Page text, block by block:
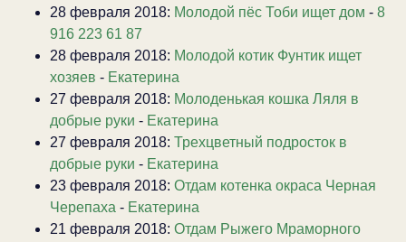
28 февраля 2018: Молодой пёс Тоби ищет дом - 8
916 223 61 87
28 февраля 2018: Молодой котик Фунтик ищет
хозяев - Екатерина
27 февраля 2018: Молоденькая кошка Ляля в
добрые руки - Екатерина
27 февраля 2018: Трехцветный подросток в
добрые руки - Екатерина
23 февраля 2018: Отдам котенка окраса Черная
Черепаха - Екатерина
21 февраля 2018: Отдам Рыжего Мраморного